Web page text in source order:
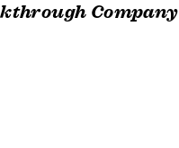
Company